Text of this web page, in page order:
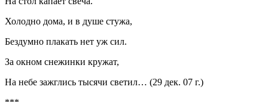
Холодно дома, и в душе стужа,
Бездумно плакать нет уж сил.
За окном снежинки кружат,
На небе зажглись тысячи светил… (29 дек. 07 г.)